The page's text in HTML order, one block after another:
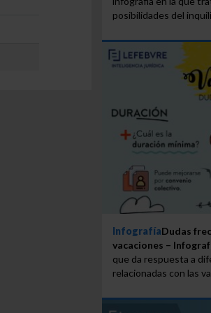
posibilidades del
InfografíaDudas
vacaciones –
que da respuesta a
relacionadas con las